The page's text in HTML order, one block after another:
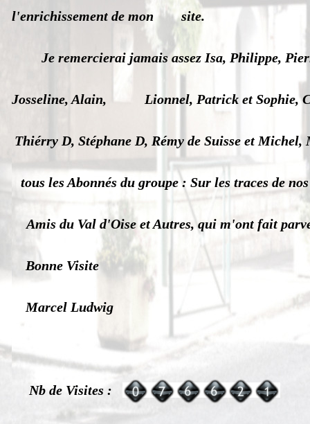
l'enrichissement de mon site.
Je remercierai jamais assez Isa, Philippe,
Josseline, Alain, Lionnel, Patrick et Sophie,
Thiérry D, Stéphane D, Rémy de Suisse et
tous les Abonnés du groupe : Sur les traces de
Amis du Val d'Oise et Autres, qui m'ont fait
Bonne Visite
Marcel Ludwig
Nb de Visites :